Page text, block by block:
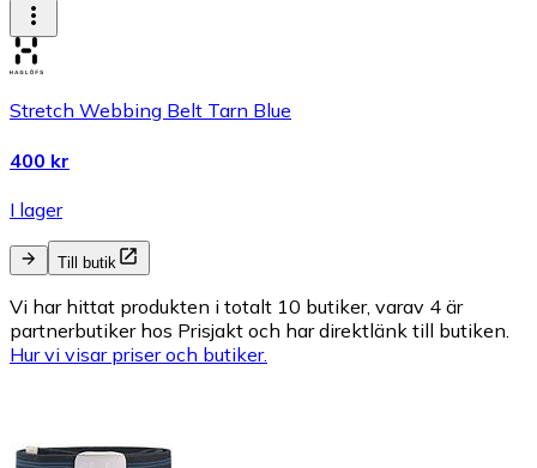
Stretch Webbing Belt Tarn Blue
400 kr
I lager
Till butik
Vi har hittat produkten i totalt 10 butiker, varav 4 är
partnerbutiker hos Prisjakt och har direktlänk till butiken.
Hur vi visar priser och butiker.